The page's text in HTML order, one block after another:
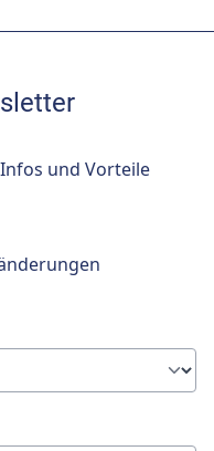
und Vorteile